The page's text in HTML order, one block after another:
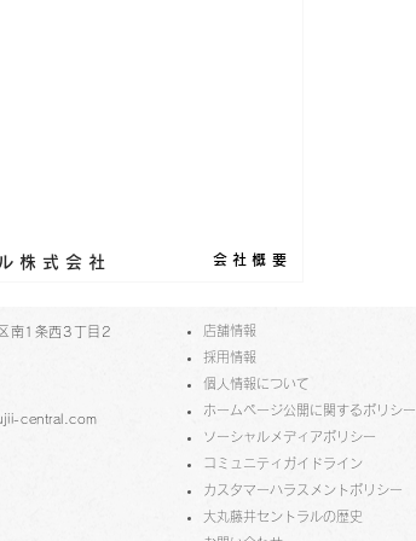
4回北アート サムホール作
株式会社 会社概要
1条西3丁目2
central.com
​店舗情報
採用情報
個人情報について
ホームページ公開に関するポリシー
ソーシャルメディアポリシー
コミュニティガイドライン
​​カスタマーハラスメントポリシー
大丸藤井セントラルの歴史